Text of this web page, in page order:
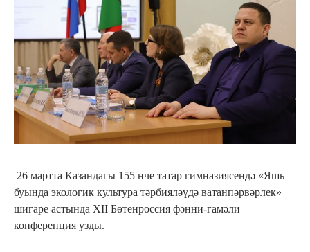
26 мартта Казандагы 155 нче татар гимназиясендә «Яшь
буында экологик культура тәрбияләүдә ватанпәрвәрлек»
шигаре астында XII Бөтенроссия фәнни-гамәли
конференция узды.